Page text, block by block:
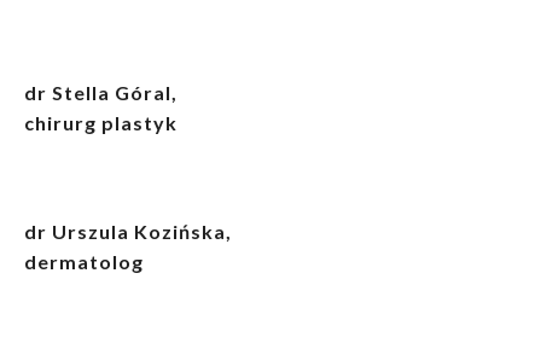
dr Stella Góral,
chirurg plastyk
dr Urszula Kozińska,
dermatolog